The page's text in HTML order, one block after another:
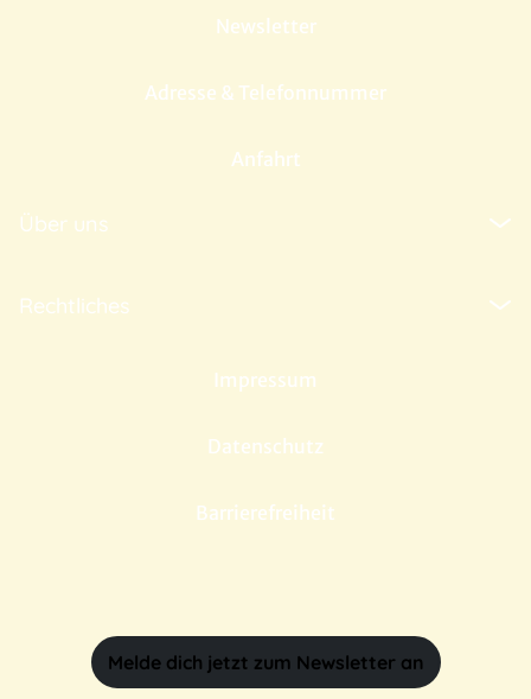
Newsletter
Adresse & Telefonnummer
Anfahrt
Über uns
Rechtliches
Impressum
Datenschutz
Barrierefreiheit
Melde dich jetzt zum Newsletter an